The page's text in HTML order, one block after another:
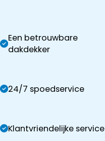
Een betrouwbare
dakdekker
24/7 spoedservice
Klantvriendelijke service